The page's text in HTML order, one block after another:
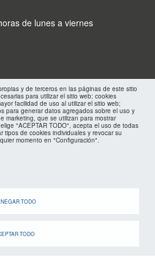
y de terceros en las páginas de este sitio
para utilizar el sitio web; cookies
facilidad de uso al utilizar el sitio web;
para generar datos agregados sobre el uso y
marketing, que se utilizan para mostrar
"ACEPTAR TODO", acepta el uso de todas
tipos de cookies individuales y revocar su
momento en "Configuración".
TODO
TODO
de lunes a viernes